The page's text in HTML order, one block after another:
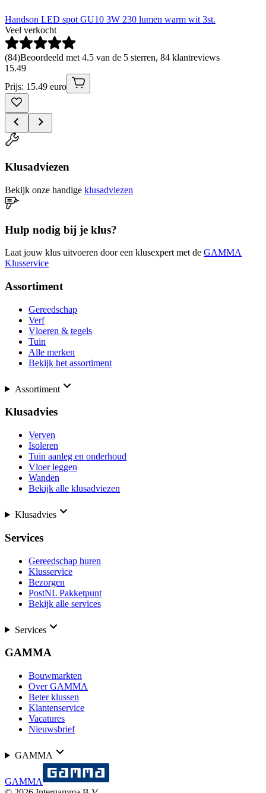
Handson LED spot GU10 3W 230 lumen warm wit 3st.
Veel verkocht
(84)Beoordeeld met 4.5 van de 5 sterren, 84 klantreviews
15.49
Prijs: 15.49 euro
Klusadviezen
Bekijk onze handige klusadviezen
Hulp nodig bij je klus?
Laat jouw klus uitvoeren door een klusexpert met de GAMMA
Klusservice
Assortiment
Gereedschap
Verf
Vloeren & tegels
Tuin
Alle merken
Bekijk het assortiment
Assortiment
Klusadvies
Verven
Isoleren
Tuin aanleg en onderhoud
Vloer leggen
Wanden
Bekijk alle klusadviezen
Klusadvies
Services
Gereedschap huren
Klusservice
Bezorgen
PostNL Pakketpunt
Bekijk alle services
Services
GAMMA
Bouwmarkten
Over GAMMA
Beter klussen
Klantenservice
Vacatures
Nieuwsbrief
GAMMA
GAMMA